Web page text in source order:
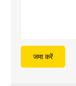
जमा करें